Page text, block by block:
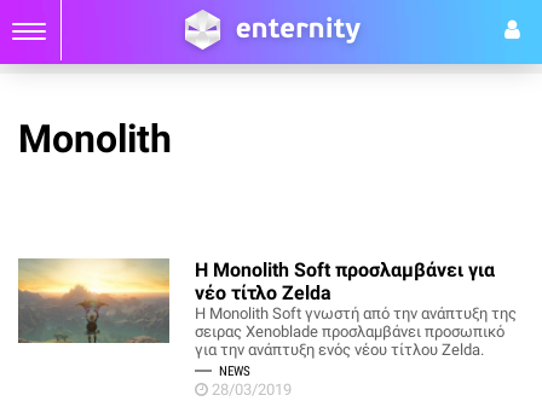
Monolith
Η Monolith Soft προσλαμβάνει για
νέο τίτλο Zelda
Η Monolith Soft γνωστή από την ανάπτυξη της
σειρας Xenoblade προσλαμβάνει προσωπικό
για την ανάπτυξη ενός νέου τίτλου Zelda.
NEWS
28/03/2019